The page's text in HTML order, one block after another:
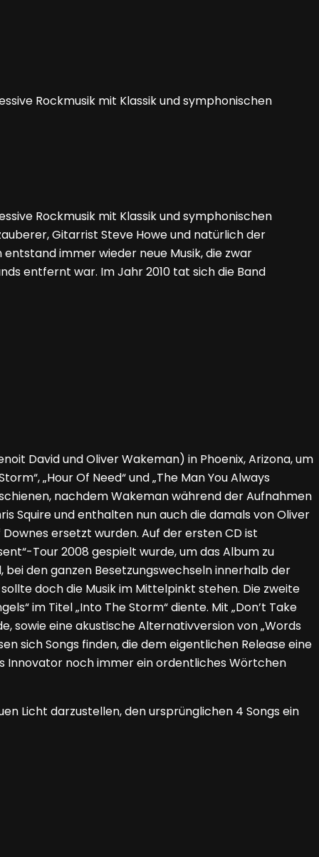
Rockmusik mit Klassik und symphonischen
Rockmusik mit Klassik und symphonischen
Gitarrist Steve Howe und natürlich der
immer wieder neue Musik, die zwar
entfernt war. Im Jahr 2010 tat sich die Band
David und Oliver Wakeman) in Phoenix, Arizona, um
„Hour Of Need“ und „The Man You Always
nachdem Wakeman während der Aufnahmen
Squire und enthalten nun auch die damals von Oliver
ersetzt wurden. Auf der ersten CD ist
Tour 2008 gespielt wurde, um das Album zu
den ganzen Besetzungswechseln innerhalb der
doch die Musik im Mittelpinkt stehen. Die zweite
im Titel „Into The Storm“ diente. Mit „Don’t Take
sowie eine akustische Alternativversion von „Words
sich Songs finden, die dem eigentlichen Release eine
Innovator noch immer ein ordentliches Wörtchen
Licht darzustellen, den ursprünglichen 4 Songs ein